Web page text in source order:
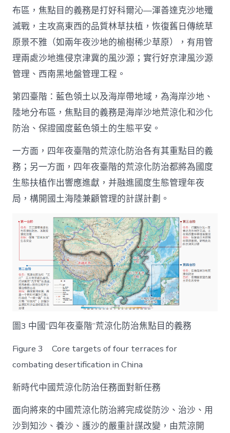
布區，焦點目的義務是打好科爾沁—渾善達克沙地殲
滅戰，主攻高東西的品質林草扶植，恢復舊日傳統草
原景不雅（如兩年夜沙地的榆樹稀少草原），有用管
理兩處沙地進侵京津冀的風沙源；實行好京津風沙源
管理、西南黑地盤管理工程。
第四臺階：藍色領土以及海岸帶地域，為海岸沙地、
陸地分布區，焦點目的義務是海岸沙地荒涼化和沙化
防治、保證國度藍色領土的生態平安。
一方面，四年夜臺階的荒涼化防治各有其重點目的義
務；另一方面，四年夜臺階的荒涼化防治都將為國度
生態扶植作出響應進獻，并融進國度生態管理年夜
局，構開國土海陸兼顧管理的計謀計劃。
圖3 中國“四年夜臺階”荒涼化防治焦點目的義務
Figure 3 Core targets of four terraces for
combating desertification in China
新時代中國荒涼化防治任務面對新任務
面向將來的中國荒涼化防治將完成從防沙、治沙、用
沙到知沙、養沙、護沙的嚴重計謀改變，由荒涼開